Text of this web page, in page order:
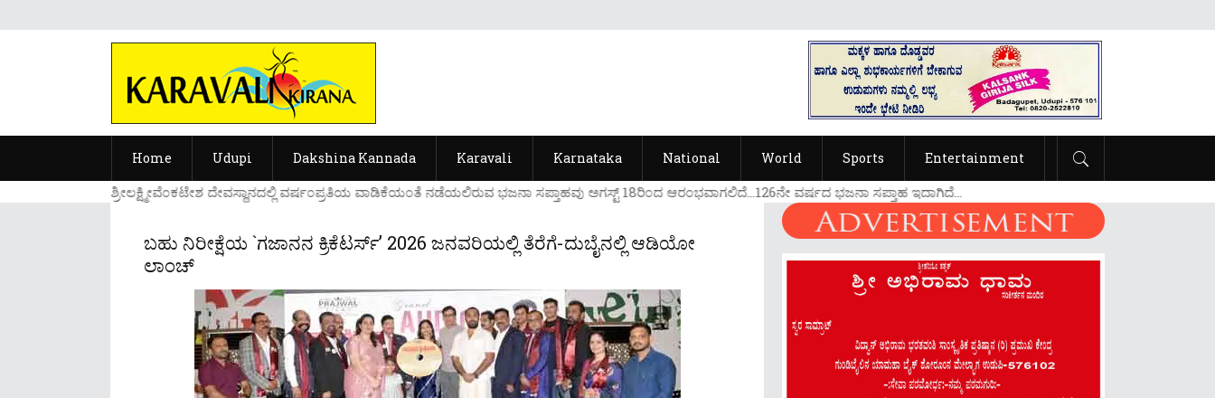
Home Udupi Dakshina Kannada Karavali Karnataka National World Sports Entertainment
ಶ್ರೀಲಕ್ಷ್ಮೀವೆ೦ಕಟೇಶ ದೇವಸ್ಥಾನದಲ್ಲಿ ವರ್ಷ೦ಪ್ರತಿಯ ವಾಡಿಕೆಯ೦ತೆ ನಡೆಯಲಿರುವ ಭಜನಾ ಸಪ್ತಾಹವು ಅಗಸ್ಟ್ 18ರಿ೦ದ ಆರ೦ಭವಾಗಲಿದೆ...126ನೇ ವರ್ಷದ ಭಜನಾ ಸಪ್ತಾಹ ಇದಾಗಿದೆ...
ಬಹು ನಿರೀಕ್ಷೆಯ `ಗಜಾನನ ಕ್ರಿಕೆಟರ್ಸ್’ 2026 ಜನವರಿಯಲ್ಲಿ ತೆರೆಗೆ-ದುಬೈನಲ್ಲಿ ಆಡಿಯೋ
ಲಾಂಚ್